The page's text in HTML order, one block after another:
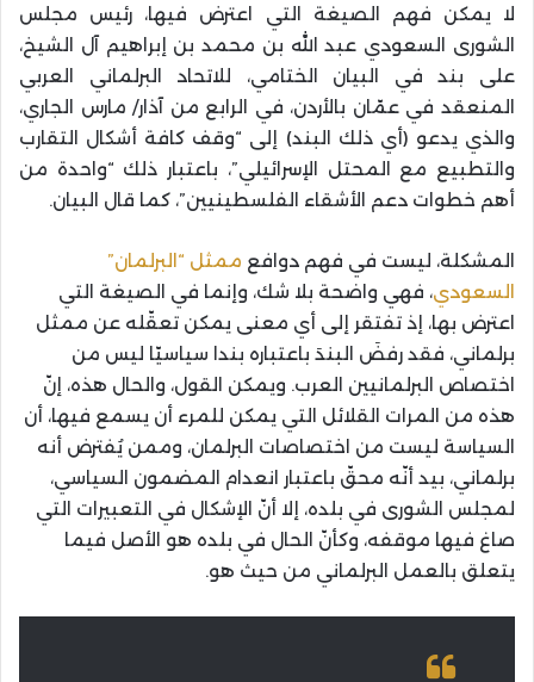
لا يمكن فهم الصيغة التي اعترض فيها، رئيس مجلس
الشورى السعودي عبد الله بن محمد بن إبراهيم آل الشيخ،
على بند في البيان الختامي، للاتحاد البرلماني العربي
المنعقد في عمّان بالأردن، في الرابع من آذار/ مارس الجاري،
والذي يدعو (أي ذلك البند) إلى “وقف كافة أشكال التقارب
والتطبيع مع المحتل الإسرائيلي”، باعتبار ذلك “واحدة من
أهم خطوات دعم الأشقاء الفلسطينيين”، كما قال البيان.
المشكلة، ليست في فهم دوافع ممثل “البرلمان”
السعودي، فهي واضحة بلا شك، وإنما في الصيغة التي
اعترض بها، إذ تفتقر إلى أي معنى يمكن تعقّله عن ممثل
برلماني، فقد رفضَ البندَ باعتباره بندا سياسيّا ليس من
اختصاص البرلمانيين العرب. ويمكن القول، والحال هذه، إنّ
هذه من المرات القلائل التي يمكن للمرء أن يسمع فيها، أن
السياسة ليست من اختصاصات البرلمان، وممن يُفترض أنه
برلماني، بيد أنّه محقّ باعتبار انعدام المضمون السياسي،
لمجلس الشورى في بلده، إلا أنّ الإشكال في التعبيرات التي
صاغ فيها موقفه، وكأنّ الحال في بلده هو الأصل فيما
يتعلق بالعمل البرلماني من حيث هو.